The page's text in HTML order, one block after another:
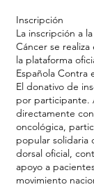
Inscripción
La inscripción a
Cáncer se
la plataforma
Española Contra
El donativo de
por participante.
directamente
oncológica,
popular solidaria
dorsal oficial,
apoyo a
movimiento